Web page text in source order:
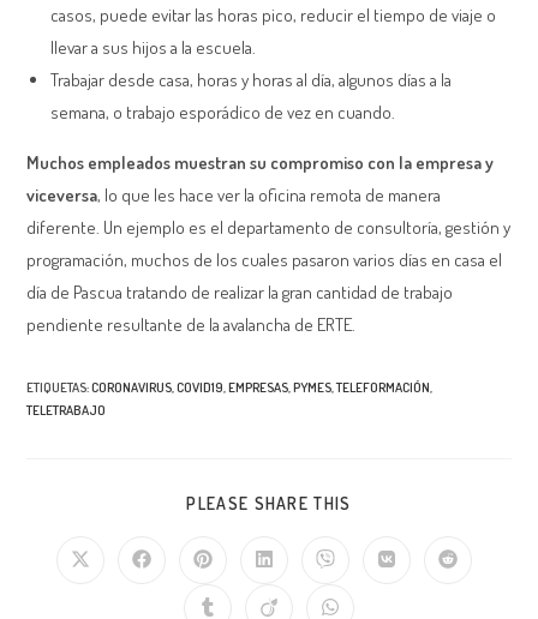
casos, puede evitar las horas pico, reducir el tiempo de viaje o
llevar a sus hijos a la escuela.
Trabajar desde casa, horas y horas al día, algunos días a la
semana, o trabajo esporádico de vez en cuando.
Muchos empleados muestran su compromiso con la empresa y
viceversa, lo que les hace ver la oficina remota de manera
diferente. Un ejemplo es el departamento de consultoría, gestión y
programación, muchos de los cuales pasaron varios días en casa el
día de Pascua tratando de realizar la gran cantidad de trabajo
pendiente resultante de la avalancha de ERTE.
ETIQUETAS:CORONAVIRUS,COVID19,EMPRESAS,PYMES,TELEFORMACIÓN,
TELETRABAJO
PLEASE SHARE THIS
Se
Se
Se
en
Se
en
Se
en
Se
Se
Se Se Se